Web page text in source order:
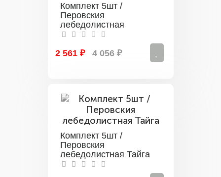
Комплект 5шт /
Перовския
лебедолистная
Серебристо-Голубая
2 561 ₽
4 056 ₽
Комплект 5шт /
Перовския
лебедолистная Тайга